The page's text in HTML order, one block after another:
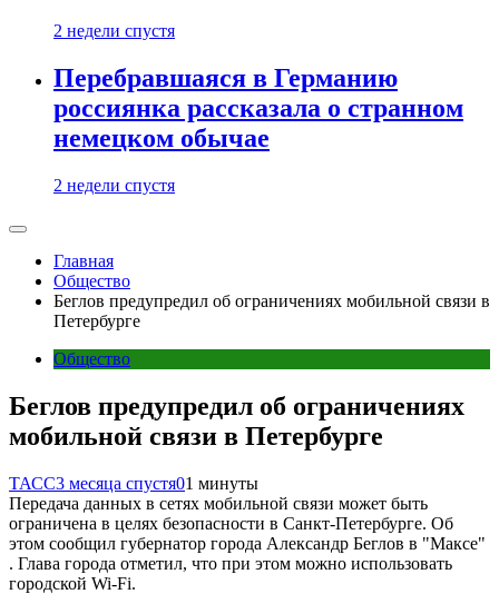
2 недели спустя
Перебравшаяся в Германию
россиянка рассказала о странном
немецком обычае
2 недели спустя
Главная
Общество
Беглов предупредил об ограничениях мобильной связи в
Петербурге
Общество
Беглов предупредил об ограничениях
мобильной связи в Петербурге
ТАСС3 месяца спустя01 минуты
Передача данных в сетях мобильной связи может быть
ограничена в целях безопасности в Санкт-Петербурге. Об
этом сообщил губернатор города Александр Беглов в "Максе"
. Глава города отметил, что при этом можно использовать
городской Wi-Fi.